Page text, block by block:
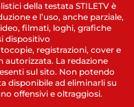
della testata STILETV è
e l’uso, anche parziale,
filmati, loghi, grafiche
dispositivo
registrazioni, cover e
La redazione
sul sito. Non potendo
disponibile ad eliminarli su
offensivi e oltraggiosi.